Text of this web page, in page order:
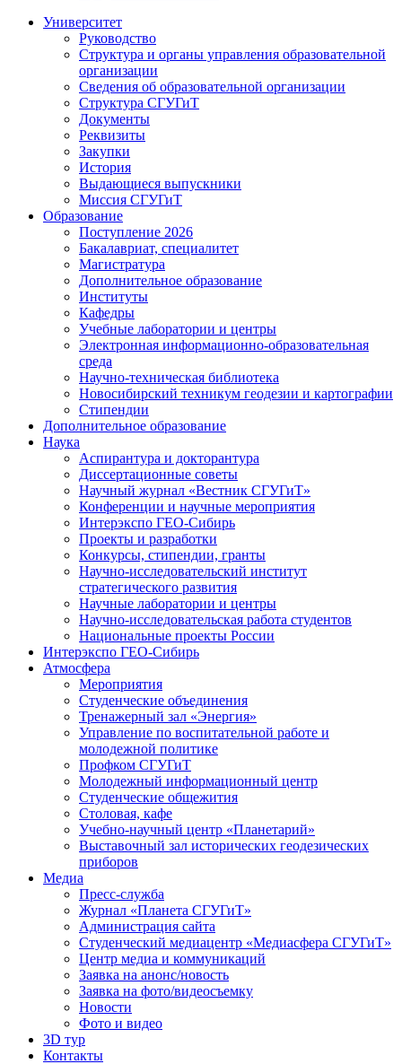
Университет
Руководство
Структура и органы управления образовательной
организации
Сведения об образовательной организации
Структура СГУГиТ
Документы
Реквизиты
Закупки
История
Выдающиеся выпускники
Миссия СГУГиТ
Образование
Поступление 2026
Бакалавриат, специалитет
Магистратура
Дополнительное образование
Институты
Кафедры
Учебные лаборатории и центры
Электронная информационно-образовательная
среда
Научно-техническая библиотека
Новосибирский техникум геодезии и картографии
Стипендии
Дополнительное образование
Наука
Аспирантура и докторантура
Диссертационные советы
Научный журнал «Вестник СГУГиТ»
Конференции и научные мероприятия
Интерэкспо ГЕО-Сибирь
Проекты и разработки
Конкурсы, стипендии, гранты
Научно-исследовательский институт
стратегического развития
Научные лаборатории и центры
Научно-исследовательская работа студентов
Национальные проекты России
Интерэкспо ГЕО-Сибирь
Атмосфера
Мероприятия
Студенческие объединения
Тренажерный зал «Энергия»
Управление по воспитательной работе и
молодежной политике
Профком СГУГиТ
Молодежный информационный центр
Студенческие общежития
Столовая, кафе
Учебно-научный центр «Планетарий»
Выставочный зал исторических геодезических
приборов
Медиа
Пресс-служба
Журнал «Планета СГУГиТ»
Администрация сайта
Студенческий медиацентр «Медиасфера СГУГиТ»
Центр медиа и коммуникаций
Заявка на анонс/новость
Заявка на фото/видеосъемку
Новости
Фото и видео
3D тур
Контакты